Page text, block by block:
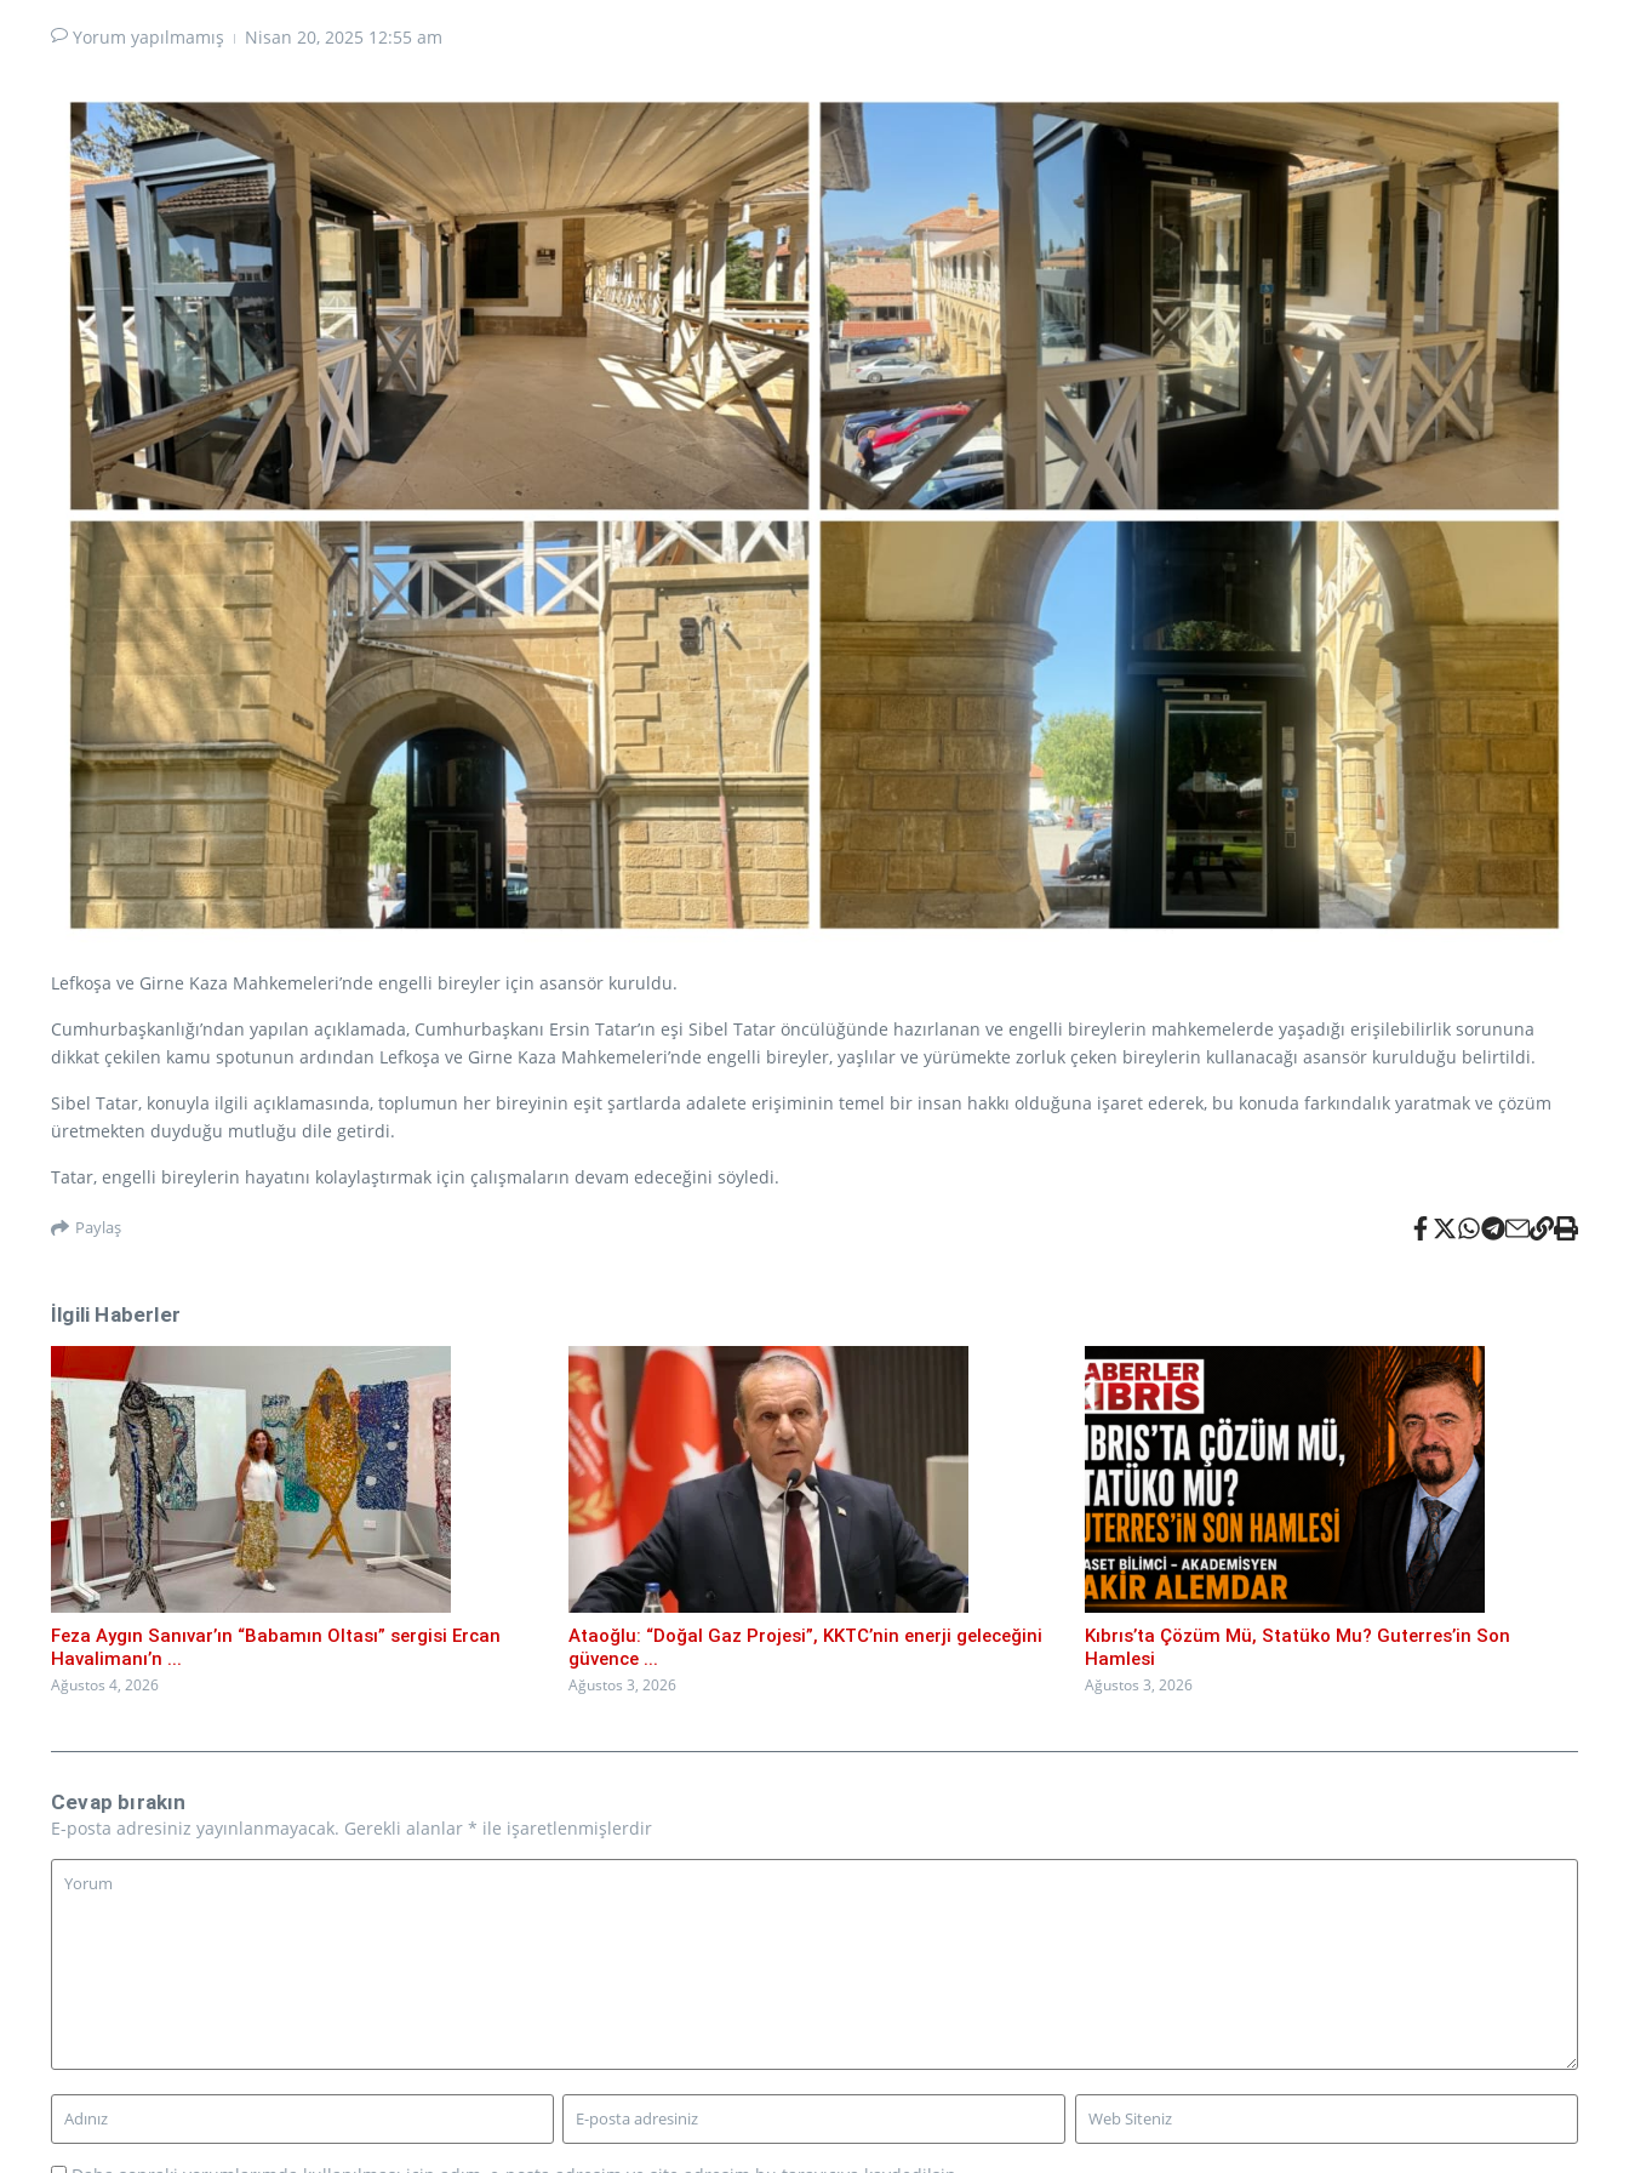
Yorum yapılmamış Nisan 20, 2025 12:55 am
Lefkoşa ve Girne Kaza Mahkemeleri’nde engelli bireyler için asansör kuruldu.
Cumhurbaşkanlığı’ndan yapılan açıklamada, Cumhurbaşkanı Ersin Tatar’ın eşi Sibel Tatar öncülüğünde hazırlanan ve engelli bireylerin mahkemelerde yaşadığı erişilebilirlik sorununa
dikkat çekilen kamu spotunun ardından Lefkoşa ve Girne Kaza Mahkemeleri’nde engelli bireyler, yaşlılar ve yürümekte zorluk çeken bireylerin kullanacağı asansör kurulduğu belirtildi.
Sibel Tatar, konuyla ilgili açıklamasında, toplumun her bireyinin eşit şartlarda adalete erişiminin temel bir insan hakkı olduğuna işaret ederek, bu konuda farkındalık yaratmak ve çözüm
üretmekten duyduğu mutluğu dile getirdi.
Tatar, engelli bireylerin hayatını kolaylaştırmak için çalışmaların devam edeceğini söyledi.
Paylaş
İlgili Haberler
Feza Aygın Sanıvar’ın “Babamın Oltası” sergisi Ercan
Havalimanı’n ...
Ağustos 4, 2026
Ataoğlu: “Doğal Gaz Projesi”, KKTC’nin enerji geleceğini
güvence ...
Ağustos 3, 2026
Kıbrıs’ta Çözüm Mü, Statüko Mu? Guterres’in Son
Hamlesi
Ağustos 3, 2026
Cevap bırakın
E-posta adresiniz yayınlanmayacak. Gerekli alanlar * ile işaretlenmişlerdir